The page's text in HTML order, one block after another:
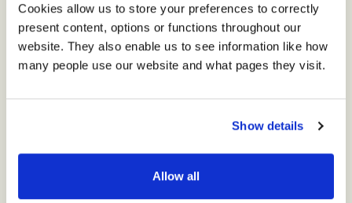
Cookies allow us to store your preferences to correctly
present content, options or functions throughout our
website. They also enable us to see information like how
many people use our website and what pages they visit.
Show details
Allow all
(Written by Pin、Creator、Brand Enhancement
Department)